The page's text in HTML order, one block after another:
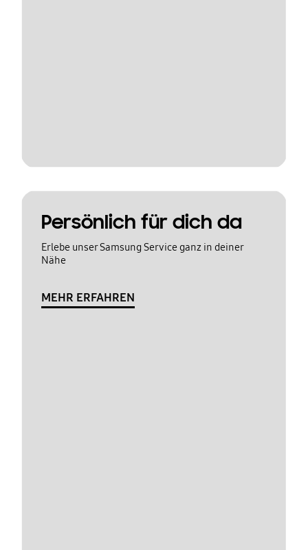
Persönlich für dich da
Erlebe unser Samsung Service ganz in deiner
Nähe
MEHR ERFAHREN